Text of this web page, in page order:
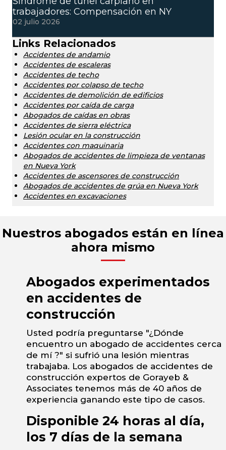
trabajadores: Compensación en NY
02 julio 2026
Links Relacionados
Accidentes de andamio
Accidentes de escaleras
Accidentes de techo
Accidentes por colapso de techo
Accidentes de demolición de edificios
Accidentes por caída de carga
Abogados de caídas en obras
Accidentes de sierra eléctrica
Lesión ocular en la construcción
Accidentes con maquinaria
Abogados de accidentes de limpieza de ventanas
en Nueva York
Accidentes de ascensores de construcción
Abogados de accidentes de grúa en Nueva York
Accidentes en excavaciones
Nuestros abogados están en línea
ahora mismo
Abogados experimentados
en accidentes de
construcción
Usted podría preguntarse "¿Dónde
encuentro un abogado de accidentes cerca
de mí ?" si sufrió una lesión mientras
trabajaba. Los abogados de accidentes de
construcción expertos de Gorayeb &
Associates tenemos más de 40 años de
experiencia ganando este tipo de casos.
Disponible 24 horas al día,
los 7 días de la semana